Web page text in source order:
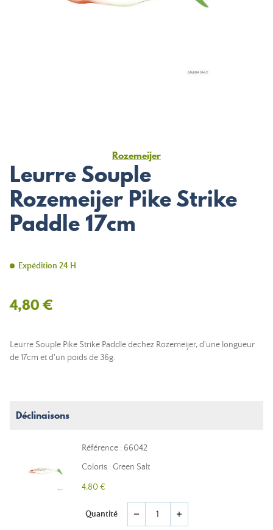
Rozemeijer
Leurre Souple
Rozemeijer Pike Strike
Paddle 17cm
Expédition 24 H
4,80 €
Leurre Souple Pike Strike Paddle dechez Rozemeijer, d'une longueur
de 17cm et d'un poids de 36g.
Déclinaisons
Référence : 66042
Coloris : Green Salt
4,80 €
Quantité remove add